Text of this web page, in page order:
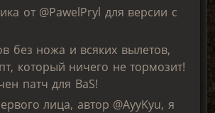
от @PawelPryl для версии с
без ножа и всяких вылетов,
который ничего не тормозит!
патч для BaS!
лица, автор @AyyKyu, я